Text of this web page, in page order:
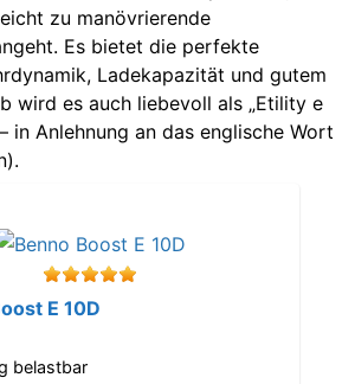
zu manövrierende
Es bietet die perfekte
Ladekapazität und gutem
wird es auch liebevoll als „Etility e
in Anlehnung an das englische Wort
E 10D
belastbar